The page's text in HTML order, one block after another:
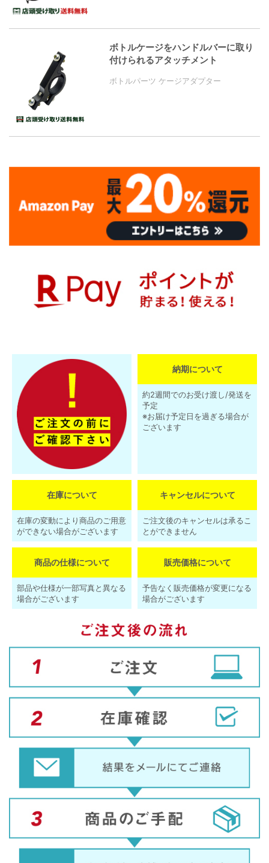
ボトルケージをハンドルバーに取り
付けられるアタッチメント
ボトルパーツ ケージアダプター
納期について
約2週間でのお受け渡し/発送を
予定
※お届け予定日を過ぎる場合が
ございます
在庫について
在庫の変動により商品のご用意
ができない場合がございます
キャンセルについて
ご注文後のキャンセルは承るこ
とができません
商品の仕様について
部品や仕様が一部写真と異なる
場合がございます
販売価格について
予告なく販売価格が変更になる
場合がございます